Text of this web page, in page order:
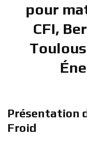
pour
CFI,
Présentation
Froid